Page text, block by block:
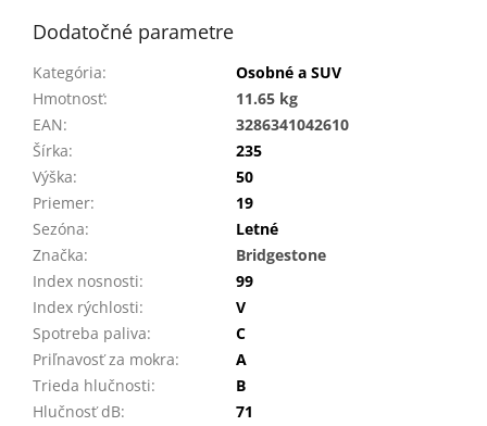
Dodatočné parametre
Kategória:
Osobné a SUV
Hmotnosť:
11.65 kg
EAN:
3286341042610
Šírka:
235
Výška:
50
Priemer:
19
Sezóna:
Letné
Značka:
Bridgestone
Index nosnosti:
99
Index rýchlosti:
V
Spotreba paliva:
C
Priľnavosť za mokra:
A
Trieda hlučnosti:
B
Hlučnosť dB:
71